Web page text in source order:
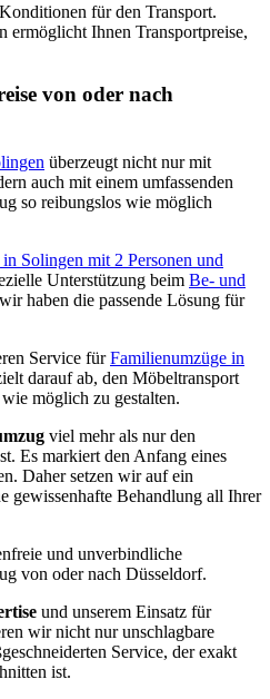
für den Transport.
ermöglicht Ihnen Transportpreise,
von oder nach
überzeugt nicht nur mit
auch mit einem umfassenden
so reibungslos wie möglich
Solingen mit 2 Personen und
Unterstützung beim Be- und
haben die passende Lösung für
Service fürFamilienumzüge in
darauf ab, den Möbeltransport
möglich zu gestalten.
viel mehr als nur den
Es markiert den Anfang eines
Daher setzen wir auf ein
gewissenhafte Behandlung all Ihrer
und unverbindliche
von oder nach Düsseldorf.
und unserem Einsatz für
wir nicht nur unschlagbare
Service, der exakt
ist.